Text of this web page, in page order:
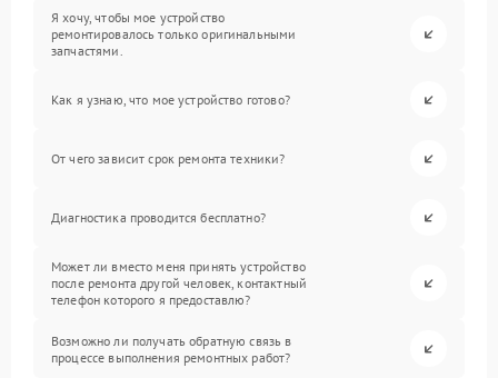
Я хочу, чтобы мое устройство
ремонтировалось только оригинальными
запчастями.
Как я узнаю, что мое устройство готово?
От чего зависит срок ремонта техники?
Диагностика проводится бесплатно?
Может ли вместо меня принять устройство
после ремонта другой человек, контактный
телефон которого я предоставлю?
Возможно ли получать обратную связь в
процессе выполнения ремонтных работ?